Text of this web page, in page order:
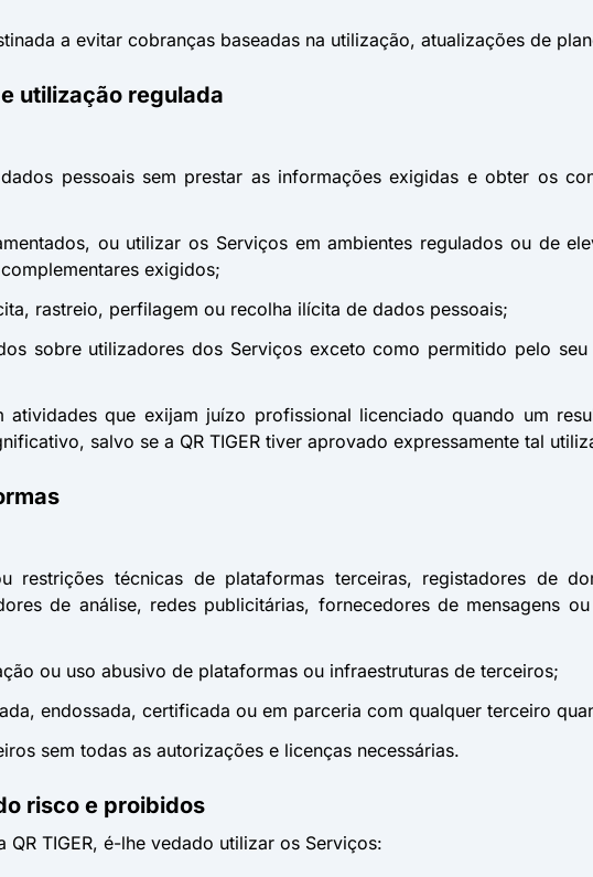
a evitar cobranças baseadas na utilização, atualizações de
utilização regulada
pessoais sem prestar as informações exigidas e obter os
ou utilizar os Serviços em ambientes regulados ou de
exigidos;
rastreio, perfilagem ou recolha ilícita de dados pessoais;
sobre utilizadores dos Serviços exceto como permitido pelo
que exijam juízo profissional licenciado quando um
salvo se a QR TIGER tiver aprovado expressamente tal
restrições técnicas de plataformas terceiras, registadores de
de análise, redes publicitárias, fornecedores de mensagens
ou uso abusivo de plataformas ou infraestruturas de terceiros;
endossada, certificada ou em parceria com qualquer terceiro
sem todas as autorizações e licenças necessárias.
risco e proibidos
TIGER, é-lhe vedado utilizar os Serviços: